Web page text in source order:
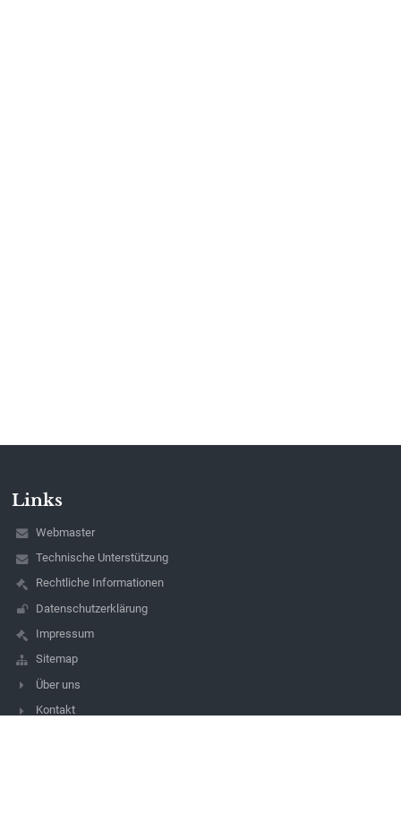
Links
Webmaster
Technische Unterstützung
Rechtliche Informationen
Datenschutzerklärung
Impressum
Sitemap
Über uns
Kontakt